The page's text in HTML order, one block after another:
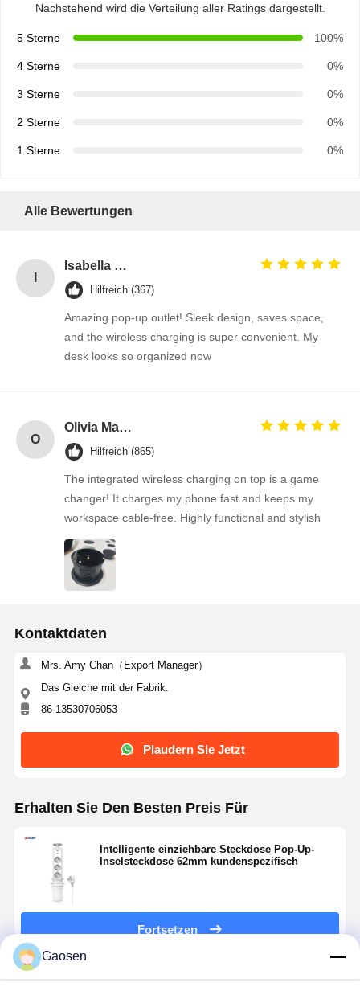
Nachstehend wird die Verteilung aller Ratings dargestellt.
5 Sterne 100%
4 Sterne 0%
3 Sterne 0%
2 Sterne 0%
1 Sterne 0%
Alle Bewertungen
Isabella Gomez
Hilfreich (367)
Amazing pop-up outlet! Sleek design, saves space,
and the wireless charging is super convenient. My
desk looks so organized now
O
Olivia Martinez
Hilfreich (865)
The integrated wireless charging on top is a game
changer! It charges my phone fast and keeps my
workspace cable-free. Highly functional and stylish
Kontaktdaten
Mrs. Amy Chan（Export Manager）
Das Gleiche mit der Fabrik.
86-13530706053
Plaudern Sie Jetzt
Erhalten Sie Den Besten Preis Für
Intelligente einziehbare Steckdose Pop-Up-
Inselsteckdose 62mm kundenspezifisch
Fortsetzen
Gaosen